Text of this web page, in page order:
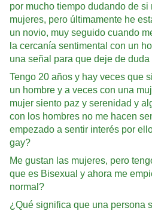
por mucho tiempo dudando de si
mujeres, pero últimamente he
un novio, muy seguido cuando
la cercanía sentimental con un
una señal para que deje de duda
Tengo 20 años y hay veces que
un hombre y a veces con una
mujer siento paz y serenidad y
con los hombres no me hacen
empezado a sentir interés por
gay?
Me gustan las mujeres, pero
que es Bisexual y ahora me
normal?
¿Qué significa que una persona